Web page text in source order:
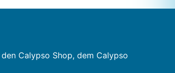
Calypso Shop, dem Calypso